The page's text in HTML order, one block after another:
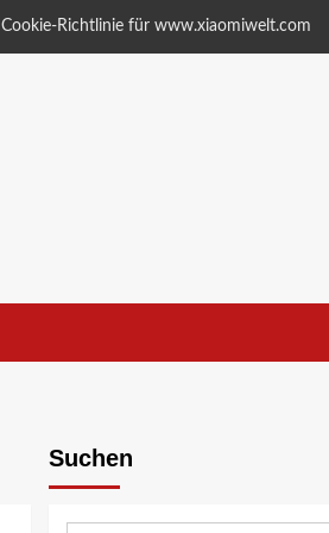
Cookie-Richtlinie für www.xiaomiwelt.com
Suchen